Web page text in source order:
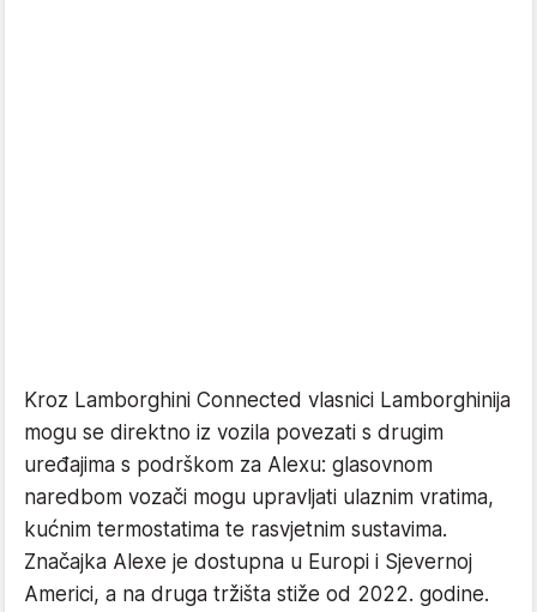
Kroz Lamborghini Connected vlasnici Lamborghinija
mogu se direktno iz vozila povezati s drugim
uređajima s podrškom za Alexu: glasovnom
naredbom vozači mogu upravljati ulaznim vratima,
kućnim termostatima te rasvjetnim sustavima.
Značajka Alexe je dostupna u Europi i Sjevernoj
Americi, a na druga tržišta stiže od 2022. godine.